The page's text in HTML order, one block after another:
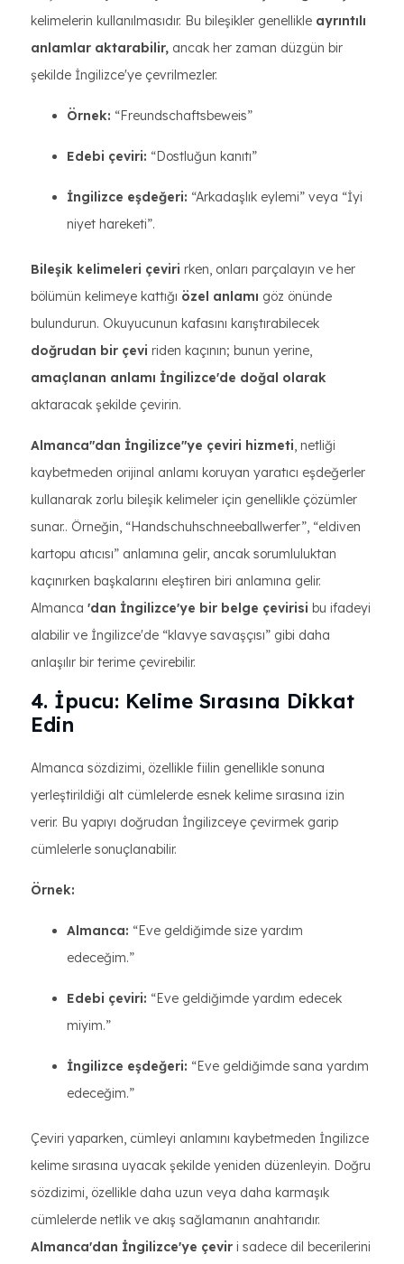
kelimelerin kullanılmasıdır. Bu bileşikler genellikle ayrıntılı
anlamlar aktarabilir, ancak her zaman düzgün bir
şekilde İngilizce'ye çevrilmezler.
Örnek: “Freundschaftsbeweis”
Edebi çeviri: “Dostluğun kanıtı”
İngilizce eşdeğeri: “Arkadaşlık eylemi” veya “İyi
niyet hareketi”.
Bileşik kelimeleri çeviri rken, onları parçalayın ve her
bölümün kelimeye kattığı özel anlamı göz önünde
bulundurun. Okuyucunun kafasını karıştırabilecek
doğrudan bir çevi riden kaçının; bunun yerine,
amaçlanan anlamı İngilizce'de doğal olarak
aktaracak şekilde çevirin.
Almanca"dan İngilizce"ye çeviri hizmeti, netliği
kaybetmeden orijinal anlamı koruyan yaratıcı eşdeğerler
kullanarak zorlu bileşik kelimeler için genellikle çözümler
sunar.. Örneğin, “Handschuhschneeballwerfer”, “eldiven
kartopu atıcısı” anlamına gelir, ancak sorumluluktan
kaçınırken başkalarını eleştiren biri anlamına gelir.
Almanca 'dan İngilizce'ye bir belge çevirisi bu ifadeyi
alabilir ve İngilizce'de “klavye savaşçısı” gibi daha
anlaşılır bir terime çevirebilir.
4. İpucu: Kelime Sırasına Dikkat
Edin
Almanca sözdizimi, özellikle fiilin genellikle sonuna
yerleştirildiği alt cümlelerde esnek kelime sırasına izin
verir. Bu yapıyı doğrudan İngilizceye çevirmek garip
cümlelerle sonuçlanabilir.
Örnek:
Almanca: “Eve geldiğimde size yardım
edeceğim.”
Edebi çeviri: “Eve geldiğimde yardım edecek
miyim.”
İngilizce eşdeğeri: “Eve geldiğimde sana yardım
edeceğim.”
Çeviri yaparken, cümleyi anlamını kaybetmeden İngilizce
kelime sırasına uyacak şekilde yeniden düzenleyin. Doğru
sözdizimi, özellikle daha uzun veya daha karmaşık
cümlelerde netlik ve akış sağlamanın anahtarıdır.
Almanca'dan İngilizce'ye çevir i sadece dil becerilerini